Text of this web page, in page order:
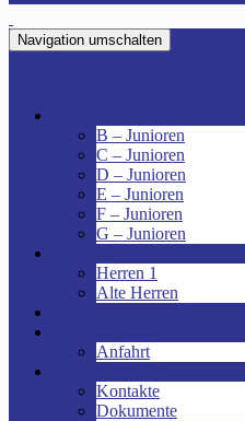
Navigation umschalten
B – Junioren
C – Junioren
D – Junioren
E – Junioren
F – Junioren
G – Junioren
Herren 1
Alte Herren
Anfahrt
Kontakte
Dokumente